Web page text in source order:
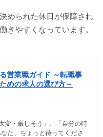
められた休日が保障され
きやすくなっています。
営業職ガイド ～転職事
めの求人の選び方～
変・厳しそう」、「自分の時
た、ちょっと待ってくださ